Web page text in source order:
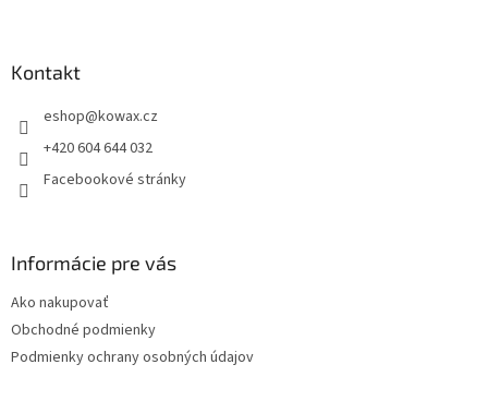
Kontakt
eshop@kowax.cz
+420 604 644 032
Facebookové stránky
Informácie pre vás
Ako nakupovať
Obchodné podmienky
Podmienky ochrany osobných údajov